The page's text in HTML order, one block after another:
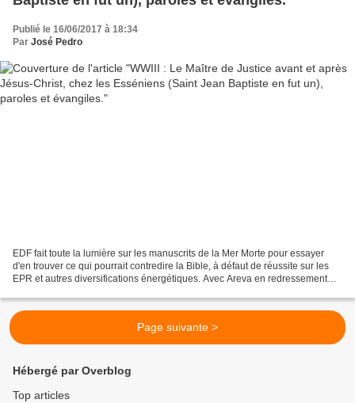
Publié le 16/06/2017 à 18:34
Par José Pedro
EDF fait toute la lumière sur les manuscrits de la Mer Morte pour essayer
d'en trouver ce qui pourrait contredire la Bible, à défaut de réussite sur les
EPR et autres diversifications énergétiques. Avec Areva en redressement
Page suivante >
Hébergé par Overblog
Top articles